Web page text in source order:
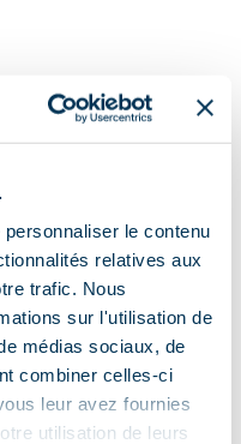
le contenu
relatives aux
trafic. Nous
sur l'utilisation de
médias sociaux, de
combiner celles-ci
leur avez fournies
utilisation de leurs